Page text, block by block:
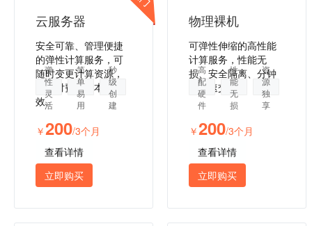
云服务器
安全可靠、管理便捷
的弹性计算服务，可
随时变更计算资源，
按需付费，降本增
效。
弹
性
灵
活
简
单
易
用
秒
级
创
建
￥200/3个月
查看详情
立即购买
物理裸机
可弹性伸缩的高性能
计算服务，性能无
损、安全隔离、分钟
级极速交付。
高
配
硬
件
性
能
无
损
资
源
独
享
￥200/3个月
查看详情
立即购买